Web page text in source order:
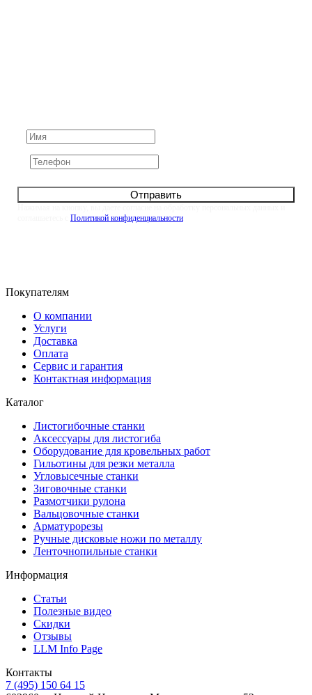
Политикой конфиденциальности
Отправить
Покупателям
О компании
Услуги
Доставка
Оплата
Сервис и гарантия
Контактная информация
Каталог
Листогибочные станки
Аксессуары для листогиба
Оборудование для кровельных работ
Гильотины для резки металла
Угловысечные станки
Зиговочные станки
Размотчики рулона
Вальцовочные станки
Арматурорезы
Ручные дисковые ножи по металлу
Ленточнопильные станки
Информация
Статьи
Полезные видео
Скидки
Отзывы
LLM Info Page
Контакты
7 (495) 150 64 15